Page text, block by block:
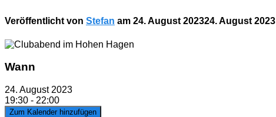
Veröffentlicht von Stefan am 24. August 202324. August 2023
Wann
24. August 2023
19:30 - 22:00
Zum Kalender hinzufügen